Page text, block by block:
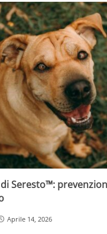
Seresto™:
Aprile 14, 2026